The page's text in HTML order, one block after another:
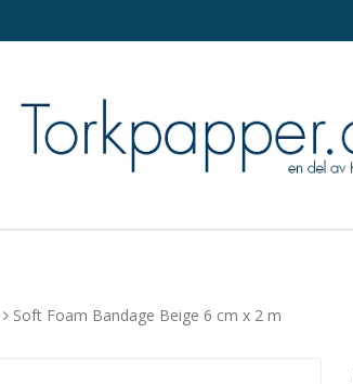
Soft Foam Bandage Beige 6 cm x 2 m